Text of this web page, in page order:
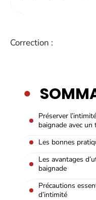
Correction :
Préserver
baignade avec un
Les bonnes
Les avantages
baignade
Précautions
d’intimité